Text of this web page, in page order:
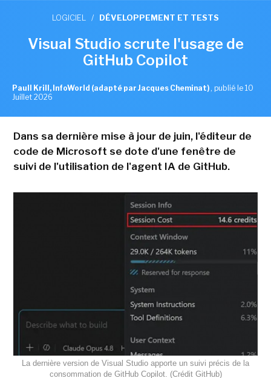
LOGICIEL / DÉVELOPPEMENT ET TESTS
Visual Studio scrute l'usage de
GitHub Copilot
Paull Krill, InfoWorld (adapté par Jacques Cheminat) , publié le 10
Juillet 2026
Dans sa dernière mise à jour de juin, l'éditeur de
code de Microsoft se dote d'une fenêtre de
suivi de l'utilisation de l'agent IA de GitHub.
La dernière version de Visual Studio apporte un suivi précis de la
consommation de GitHub Copilot. (Crédit GitHub)